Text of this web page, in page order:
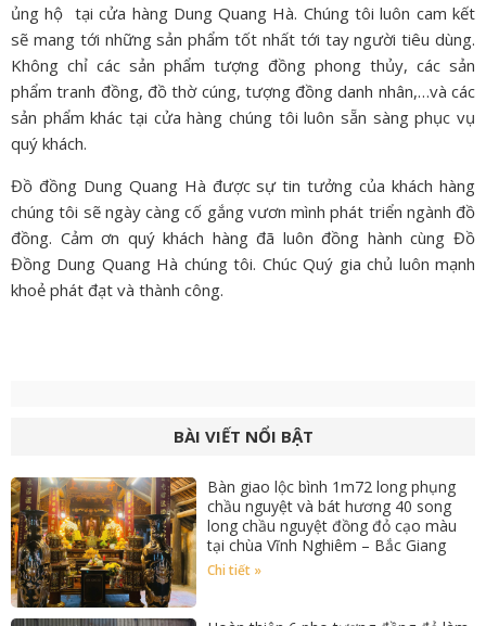
ủng hộ tại cửa hàng Dung Quang Hà. Chúng tôi luôn cam kết
sẽ mang tới những sản phẩm tốt nhất tới tay người tiêu dùng.
Không chỉ các sản phẩm tượng đồng phong thủy, các sản
phẩm tranh đồng, đồ thờ cúng, tượng đồng danh nhân,…và các
sản phẩm khác tại cửa hàng chúng tôi luôn sẵn sàng phục vụ
quý khách.
Đồ đồng Dung Quang Hà được sự tin tưởng của khách hàng
chúng tôi sẽ ngày càng cố gắng vươn mình phát triển ngành đồ
đồng. Cảm ơn quý khách hàng đã luôn đồng hành cùng Đồ
Đồng Dung Quang Hà chúng tôi. Chúc Quý gia chủ luôn mạnh
khoẻ phát đạt và thành công.
BÀI VIẾT NỔI BẬT
Bàn giao lộc bình 1m72 long phụng
chầu nguyệt và bát hương 40 song
long chầu nguyệt đồng đỏ cạo màu
tại chùa Vĩnh Nghiêm – Bắc Giang
Chi tiết »